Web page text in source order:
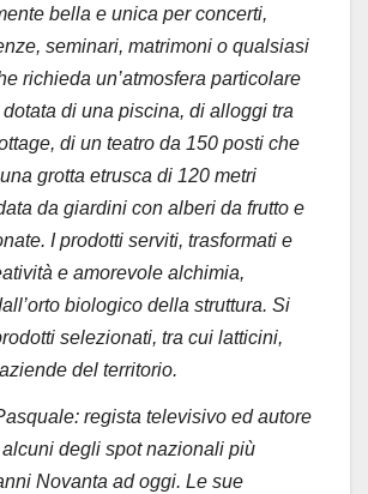
bella e unica per concerti,
seminari, matrimoni o qualsiasi
richieda un’atmosfera particolare
dotata di una piscina, di alloggi tra
di un teatro da 150 posti che
grotta etrusca di 120 metri
da giardini con alberi da frutto e
I prodotti serviti, trasformati e
e amorevole alchimia,
biologico della struttura. Si
selezionati, tra cui latticini,
del territorio.
regista televisivo ed autore
degli spot nazionali più
Novanta ad oggi. Le sue